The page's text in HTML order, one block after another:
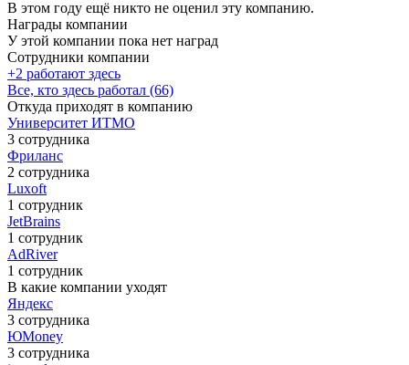
В этом году ещё никто не оценил эту компанию.
Награды компании
У этой компании пока нет наград
Сотрудники компании
+2 работают здесь
Все, кто здесь работал (66)
Откуда приходят в компанию
Университет ИТМО
3 сотрудника
Фриланс
2 сотрудника
Luxoft
1 сотрудник
JetBrains
1 сотрудник
AdRiver
1 сотрудник
В какие компании уходят
Яндекс
3 сотрудника
ЮMoney
3 сотрудника